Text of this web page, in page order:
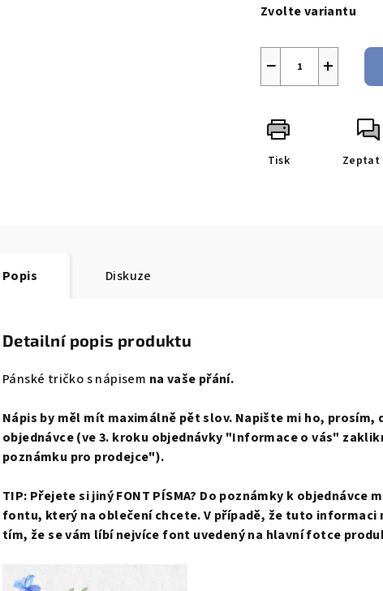
cena:
Zvolte variantu
+
−
Tisk Zeptat
Popis Diskuze
Detailní popis produktu
Pánské tričko s nápisem na vaše přání.
Nápis by měl mít maximálně pět slov. Napište mi ho, prosím,
objednávce (ve 3. kroku objednávky "Informace o vás"
poznámku pro prodejce").
TIP: Přejete si jiný FONT PÍSMA? Do poznámky k objednávce
fontu, který na oblečení chcete. V případě, že tuto informaci
tím, že se vám líbí nejvíce font uvedený na hlavní fotce